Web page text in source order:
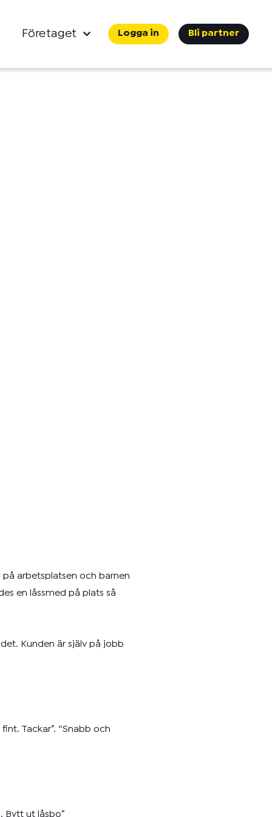
Företaget Logga in Bli partner
arbetsplatsen och barnen
en låssmed på plats så
Kunden är själv på jobb
Tackar”. “Snabb och
Bytt ut låsbo”